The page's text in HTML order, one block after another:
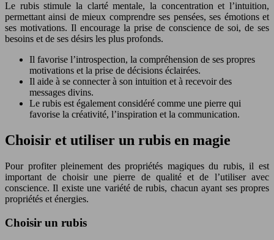
Le rubis stimule la clarté mentale, la concentration et l’intuition,
permettant ainsi de mieux comprendre ses pensées, ses émotions et
ses motivations. Il encourage la prise de conscience de soi, de ses
besoins et de ses désirs les plus profonds.
Il favorise l’introspection, la compréhension de ses propres
motivations et la prise de décisions éclairées.
Il aide à se connecter à son intuition et à recevoir des
messages divins.
Le rubis est également considéré comme une pierre qui
favorise la créativité, l’inspiration et la communication.
Choisir et utiliser un rubis en magie
Pour profiter pleinement des propriétés magiques du rubis, il est
important de choisir une pierre de qualité et de l’utiliser avec
conscience. Il existe une variété de rubis, chacun ayant ses propres
propriétés et énergies.
Choisir un rubis